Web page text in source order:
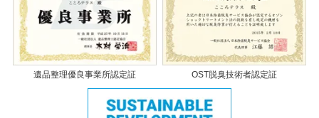
遺品整理優良事業所認定証 OST脱臭技術者認定証